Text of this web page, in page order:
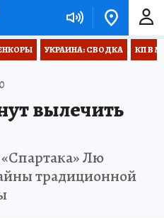
УКРАИНА: СВОДКА КП В
вылечить
Лю
традиционной